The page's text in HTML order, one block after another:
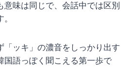
意味は同じで、会話中では区別
「ッキ」の濃音をしっかり出す
国語っぽく聞こえる第一歩で